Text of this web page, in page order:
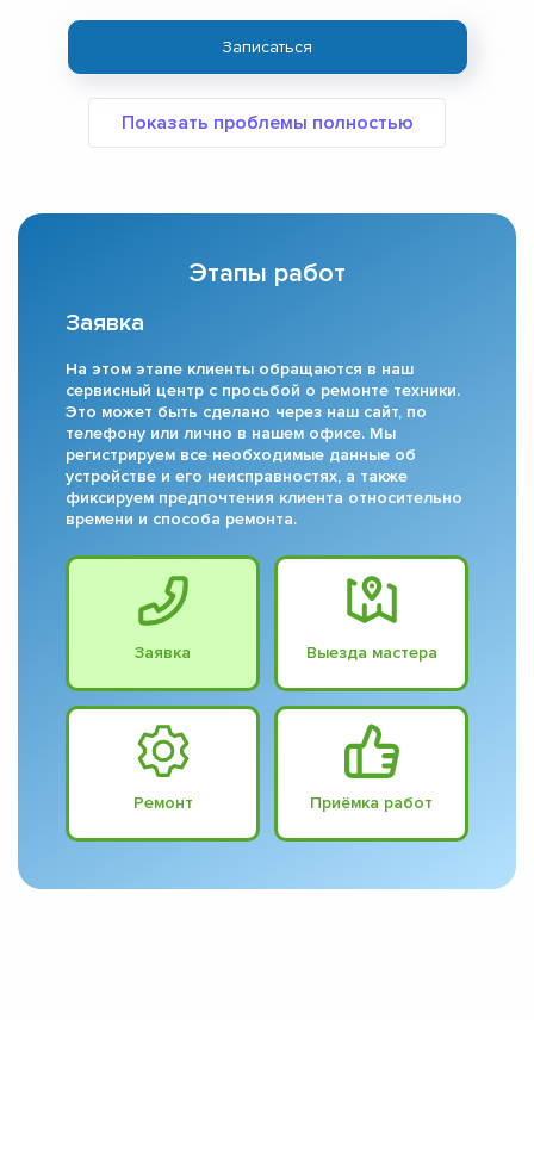
Записаться
Этапы работ
Заявка
На этом этапе клиенты обращаются в наш
сервисный центр с просьбой о ремонте техники.
Это может быть сделано через наш сайт, по
телефону или лично в нашем офисе. Мы
регистрируем все необходимые данные об
устройстве и его неисправностях, а также
фиксируем предпочтения клиента относительно
времени и способа ремонта.
Заявка Выезда мастера
Ремонт Приёмка работ